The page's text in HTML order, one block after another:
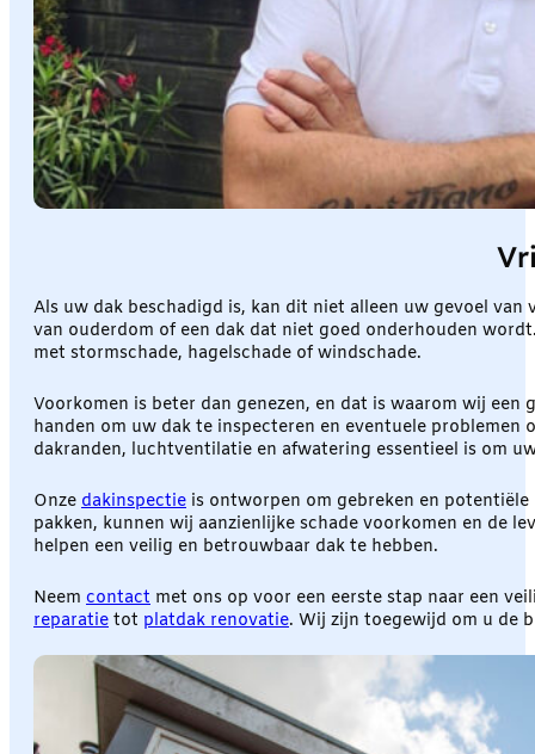
Als uw dak beschadigd is, kan dit niet alleen uw gevoel
van ouderdom of een dak dat niet goed onderhouden
met stormschade, hagelschade of windschade.
Voorkomen is beter dan genezen, en dat is waarom wij
handen om uw dak te inspecteren en eventuele
dakranden, luchtventilatie en afwatering essentieel is om
Onze dakinspectie is ontworpen om gebreken en
pakken, kunnen wij aanzienlijke schade voorkomen en de
helpen een veilig en betrouwbaar dak te hebben.
Neem contact met ons op voor een eerste stap naar een
reparatie tot platdak renovatie. Wij zijn toegewijd om u de